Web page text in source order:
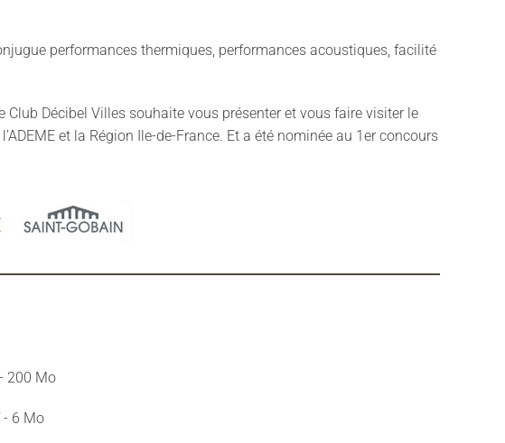
performances thermiques, performances acoustiques, facilité
Décibel Villes souhaite vous présenter et vous faire visiter le
et la Région Ile-de-France. Et a été nominée au 1er concours
200 Mo
6 Mo